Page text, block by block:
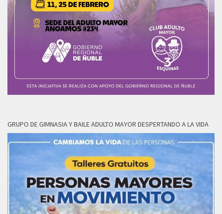
GRUPO DE GIMNASIA Y BAILE ADULTO MAYOR DESPERTANDO A LA VIDA